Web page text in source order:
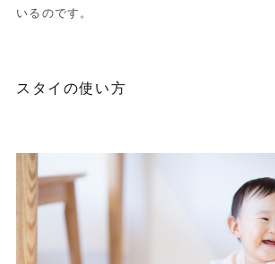
いるのです。
スタイの使い方